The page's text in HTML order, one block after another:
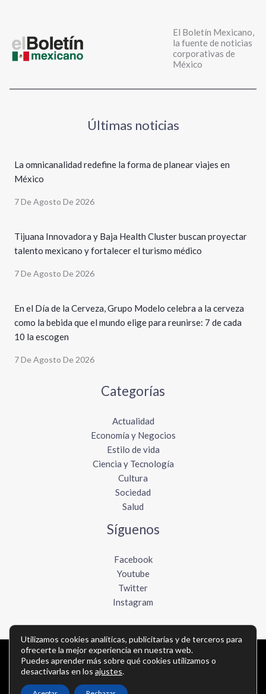
El Boletín Mexicano,
la fuente de noticias
corporativas de
México
Últimas noticias
La omnicanalidad redefine la forma de planear viajes en
México
7 De Agosto De 2026
Tijuana Innovadora y Baja Health Cluster buscan proyectar
talento mexicano y fortalecer el turismo médico
7 De Agosto De 2026
En el Día de la Cerveza, Grupo Modelo celebra a la cerveza
como la bebida que el mundo elige para reunirse: 7 de cada
10 la escogen
7 De Agosto De 2026
Categorías
Actualidad
Economía y Negocios
Estilo de vida
Ciencia y Tecnología
Cultura
Sociedad
Salud
Síguenos
Facebook
Youtube
Twitter
Instagram
Copyright © Todos los derechos reservados -
elboletinmexicano.com
Utilizamos cookies analíticas, publicitarias y de terceros para
ofrecerte la mejor experiencia en nuestra web.
Puedes aprender más sobre qué cookies utilizamos o
desactivarlas en los ajustes.